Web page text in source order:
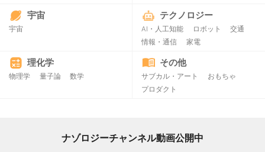
宇宙
宇宙
テクノロジー
AI・人工知能 ロボット
交通
情報・通信
家電
理化学
物理学 量子論 数学
その他
サブカル・アート
おもちゃ
プロダクト
ナゾロジーチャンネル動画公開中